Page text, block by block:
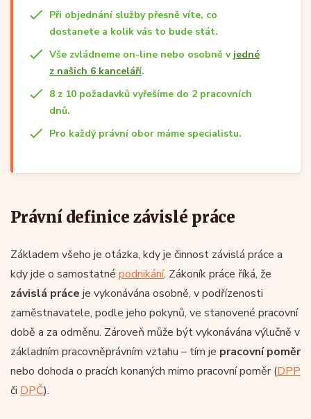
Při objednání služby přesně víte, co
dostanete a kolik vás to bude stát.
Vše zvládneme on-line nebo osobně v jedné
z našich 6 kanceláří.
8 z 10 požadavků vyřešíme do 2 pracovních
dnů.
Pro každý právní obor máme specialistu.
Právní definice závislé práce
Základem všeho je otázka, kdy je činnost závislá práce a
kdy jde o samostatné podnikání. Zákoník práce říká, že
závislá práce je vykonávána osobně, v podřízenosti
zaměstnavatele, podle jeho pokynů, ve stanovené pracovní
době a za odměnu. Zároveň může být vykonávána výlučně v
základním pracovněprávním vztahu – tím je pracovní poměr
nebo dohoda o pracích konaných mimo pracovní poměr (DPP
či DPČ).